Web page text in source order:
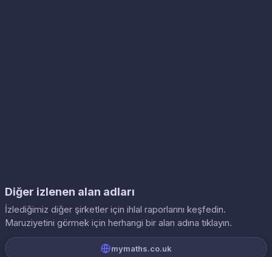
Diğer izlenen alan adları
İzlediğimiz diğer şirketler için ihlal raporlarını keşfedin.
Maruziyetini görmek için herhangi bir alan adına tıklayın.
mymaths.co.uk